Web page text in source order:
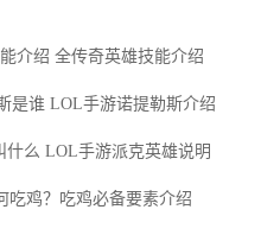
介绍 全传奇英雄技能介绍
是谁 LOL手游诺提勒斯介绍
什么 LOL手游派克英雄说明
吃鸡？吃鸡必备要素介绍